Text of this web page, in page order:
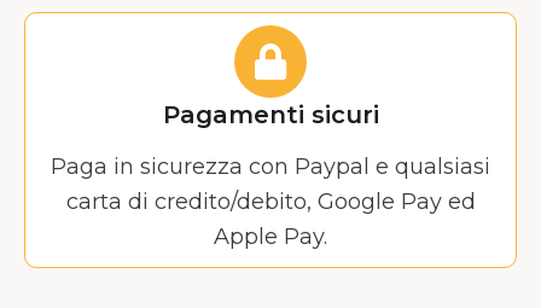
Pagamenti sicuri
Paga in sicurezza con Paypal e qualsiasi
carta di credito/debito, Google Pay ed
Apple Pay.